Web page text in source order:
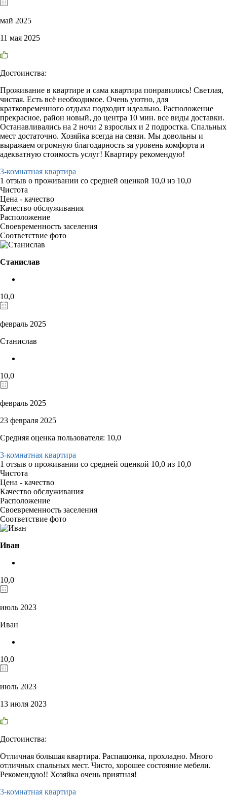
май 2025
11 мая 2025
Достоинства:
Проживание в квартире и сама квартира понравились! Светлая,
чистая. Есть всё необходимое. Очень уютно, для
кратковременного отдыха подходит идеально. Расположение
прекрасное, район новый, до центра 10 мин. все виды доставки.
Останавливались на 2 ночи 2 взрослых и 2 подростка. Спальных
мест достаточно. Хозяйка всегда на связи. Мы довольны и
выражаем огромную благодарность за уровень комфорта и
адекватную стоимость услуг! Квартиру рекомендую!
3-комнатная квартира
1 отзыв о проживании со средней оценкой 10,0 из 10,0
Чистота
Цена - качество
Качество обслуживания
Расположение
Своевременность заселения
Соответствие фото
Станислав
10,0
февраль 2025
Станислав
10,0
февраль 2025
23 февраля 2025
Средняя оценка пользователя: 10,0
3-комнатная квартира
1 отзыв о проживании со средней оценкой 10,0 из 10,0
Чистота
Цена - качество
Качество обслуживания
Расположение
Своевременность заселения
Соответствие фото
Иван
10,0
июль 2023
Иван
10,0
июль 2023
13 июля 2023
Достоинства:
Отличная большая квартира. Распашонка, прохладно. Много
отличных спальных мест. Чисто, хорошее состояние мебели.
Рекомендую!! Хозяйка очень приятная!
3-комнатная квартира